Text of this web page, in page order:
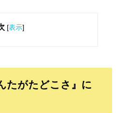
[表示]
たがたどこさ』に